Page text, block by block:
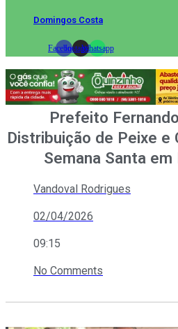
Domingos Costa
FacebookInstagramWhatsapp
Prefeito
Distribuição de Peixe e
Semana Santa
Vandoval Rodrigues
02/04/2026
09:15
No Comments